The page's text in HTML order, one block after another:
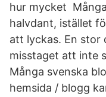
hur mycket
halvdant, istället
att lyckas. En stor
misstaget att inte
Många svenska
hemsida / blogg